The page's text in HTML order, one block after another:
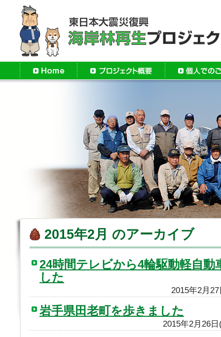
2015年2月 のアーカイブ
24時間テレビから4輪駆動軽自
した
2015年2月
岩手県田老町を歩きました
2015年2月26